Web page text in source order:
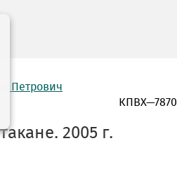
Петрович
КПВХ—7870
2005 г.